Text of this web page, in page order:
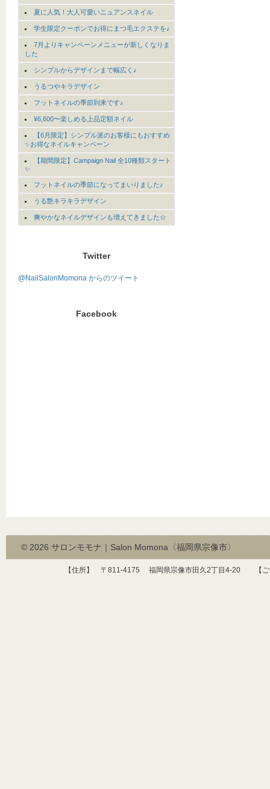
夏に人気！大人可愛いニュアンスネイル
学生限定クーポンでお得にまつ毛エクステを♪
7月よりキャンペーンメニューが新しくなりま
した
シンプルからデザインまで幅広く♪
うるつやキラデザイン
フットネイルの季節到来です♪
¥6,600〜楽しめる上品定額ネイル
【6月限定】シンプル派のお客様にもおすすめ
✨お得なネイルキャンペーン
【期間限定】Campaign Nail 全10種類スタート
✨
フットネイルの季節になってまいりました♪
うる艶キラキラデザイン
爽やかなネイルデザインも増えてきました☆
Twitter
@NailSalonMomona からのツイート
Facebook
© 2026 サロンモモナ｜Salon Momona〈福岡県宗像市〉
【住所】 〒 811-4175 福岡県宗像市田久2丁目 4-20 【ご